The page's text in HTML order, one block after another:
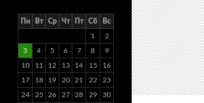
Пн Вт Ср Чт Пт Сб Вс
1 2
3 4 5 6 7 8 9
10 11 12 13 14 15 16
17 18 19 20 21 22 23
24 25 26 27 28 29 30